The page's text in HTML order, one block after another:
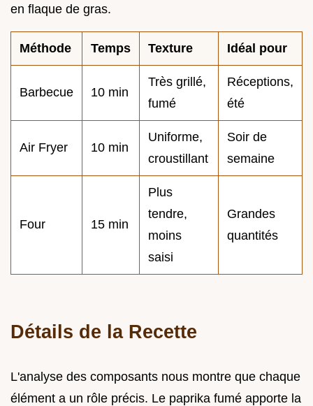
en flaque de gras.
Méthode Temps Texture Idéal pour
Barbecue 10 min
Très grillé,
fumé
Réceptions,
été
Air Fryer 10 min
Uniforme,
croustillant
Soir de
semaine
Four 15 min
Plus
tendre,
moins
saisi
Grandes
quantités
Détails de la Recette
L'analyse des composants nous montre que chaque
élément a un rôle précis. Le paprika fumé apporte la